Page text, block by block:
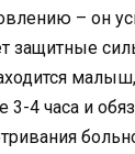
– он
защитные
4 часа и